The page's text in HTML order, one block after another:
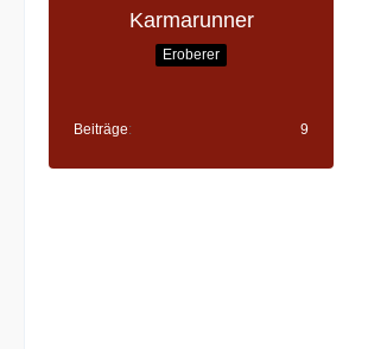
Karmarunner
Eroberer
Beiträge 9